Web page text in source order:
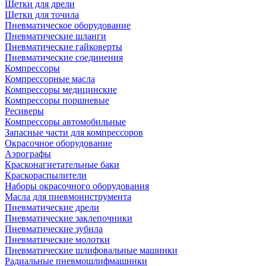
Щетки для дрели
Щетки для точила
Пневматическое оборудование
Пневматические шланги
Пневматические гайковерты
Пневматические соединения
Компрессоры
Компрессорные масла
Компрессоры медицинские
Компрессоры поршневые
Ресиверы
Компрессоры автомобильные
Запасные части для компрессоров
Окрасочное оборудование
Аэрографы
Красконагнетательные баки
Краскораспылители
Наборы окрасочного оборудования
Масла для пневмоинструмента
Пневматические дрели
Пневматические заклепочники
Пневматические зубила
Пневматические молотки
Пневматические шлифовальные машинки
Радиальные пневмошлифмашинки